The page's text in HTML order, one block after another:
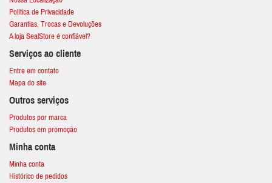
Política de Privacidade
Garantias, Trocas e Devoluções
A loja SealStore é confiável?
Serviços ao cliente
Entre em contato
Mapa do site
Outros serviços
Produtos por marca
Produtos em promoção
Minha conta
Minha conta
Histórico de pedidos